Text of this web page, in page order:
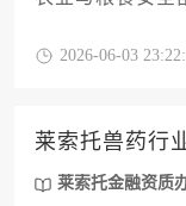
准的经营场所与
能涉及与莱索托
2026-06-03
莱索托兽药行
莱索托金融资质